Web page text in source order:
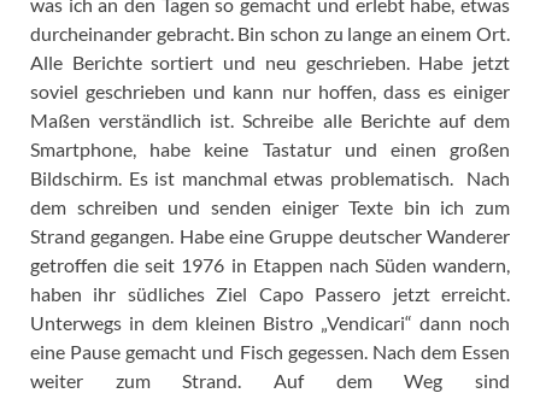
durcheinander gebracht. Bin schon zu lange an einem Ort.
Alle Berichte sortiert und neu geschrieben. Habe jetzt
soviel geschrieben und kann nur hoffen, dass es einiger
Maßen verständlich ist. Schreibe alle Berichte auf dem
Smartphone, habe keine Tastatur und einen großen
Bildschirm. Es ist manchmal etwas problematisch. Nach
dem schreiben und senden einiger Texte bin ich zum
Strand gegangen. Habe eine Gruppe deutscher Wanderer
getroffen die seit 1976 in Etappen nach Süden wandern,
haben ihr südliches Ziel Capo Passero jetzt erreicht.
Unterwegs in dem kleinen Bistro „Vendicari“ dann noch
eine Pause gemacht und Fisch gegessen. Nach dem Essen
weiter zum Strand. Auf dem Weg sind